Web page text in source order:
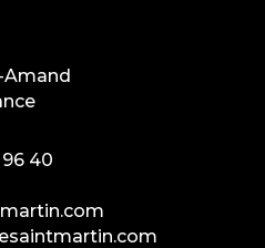
Amand
40